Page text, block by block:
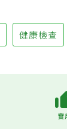
健康檢查
實